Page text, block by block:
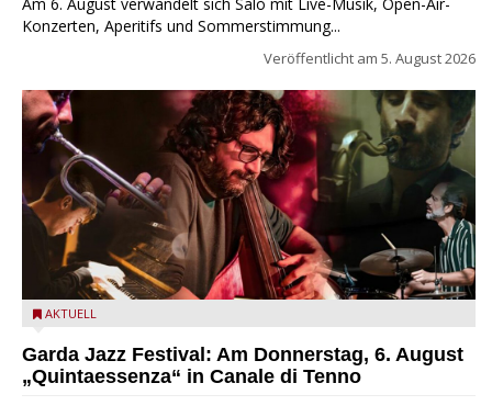
Konzerten, Aperitifs und Sommerstimmung...
Veröffentlicht am 5. August 2026
Das Ensemble Quintaessenza zu Gast beim Garda Jazz
AKTUELL
Garda Jazz Festival: Am Donnerstag, 6. August
„Quintaessenza“ in Canale di Tenno